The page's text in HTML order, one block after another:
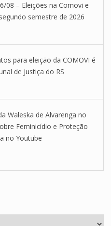
08 – Eleições na Comovi e
semestre de 2026
para eleição da COMOVI é
de Justiça do RS
Waleska de Alvarenga no
Feminicídio e Proteção
no Youtube